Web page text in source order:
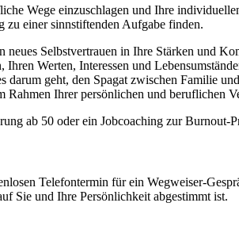
Wege einzuschlagen und Ihre
zu einer sinnstiftenden Aufgabe finden.
Selbstvertrauen in Ihre Stärken und
Werten, Interessen und
geht, den Spagat zwischen Familie
Ihrer persönlichen und beruflichen
ab 50 oder ein Jobcoaching zur
Telefontermin für ein Wegweiser-
Sie und Ihre Persönlichkeit abgestimmt ist.